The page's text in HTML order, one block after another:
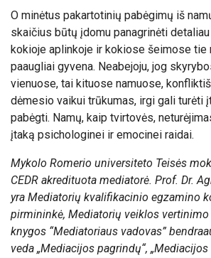
O minėtus pakartotinių pabėgimų iš
skaičius būtų įdomu panagrinėti
kokioje aplinkoje ir kokiose šeimose tie
paaugliai gyvena. Neabejoju, jog
vienuose, tai kituose namuose,
dėmesio vaikui trūkumas, irgi gali turėti
pabėgti. Namų, kaip tvirtovės,
įtaką psichologinei ir emocinei raidai.
Mykolo Romerio universiteto Teisės
CEDR akredituota mediatorė. Prof. Dr.
yra Mediatorių kvalifikacinio egzamino
pirmininkė, Mediatorių veiklos
knygos “Mediatoriaus vadovas”
veda „Mediacijos pagrindų“,